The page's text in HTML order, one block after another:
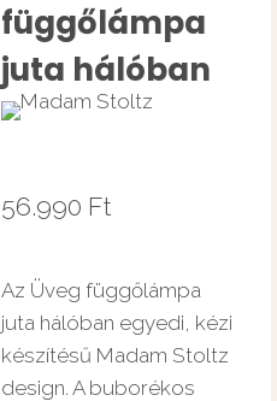
függőlámpa
juta hálóban
56.990 Ft
Az Üveg függőlámpa
juta hálóban egyedi, kézi
készítésű Madam Stoltz
design. A buborékos